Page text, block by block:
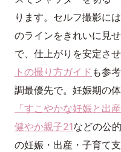
ります。セルフ撮影に
のラインをきれいに見
で、仕上がりを安定さ
トの撮り方ガイド も参
調最優先で。妊娠期の
「すこやかな妊娠と出
健やか親子21などの公
の妊娠・出産・子育て